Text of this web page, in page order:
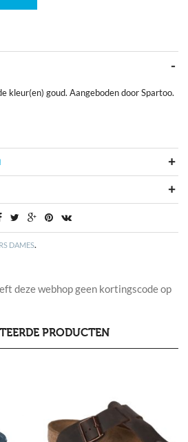
kleur(en) goud. Aangeboden door Spartoo.
DAMES.
deze webhop geen kortingscode op
PRODUCTEN